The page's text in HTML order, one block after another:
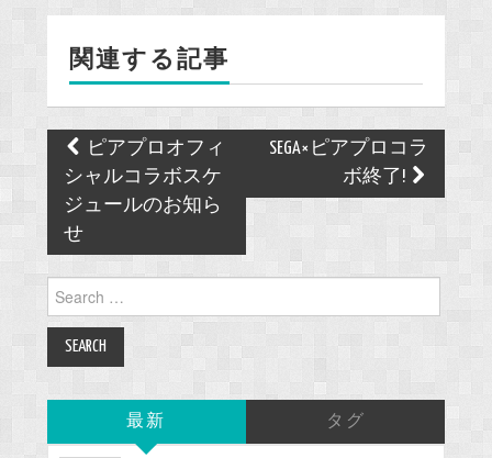
o
k
関連する記事
Post
navigation
ピアプロオフィ
シャルコラボスケ
ジュールのお知ら
せ
SEGA×ピアプロコラ
ボ終了!
for:
最新 タグ